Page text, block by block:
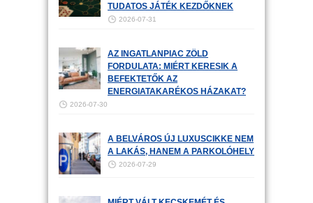
TUDATOS JÁTÉK KEZDŐKNEK
2026-07-31
AZ INGATLANPIAC ZÖLD
FORDULATA: MIÉRT KERESIK A
BEFEKTETŐK AZ
ENERGIATAKARÉKOS HÁZAKAT?
2026-07-30
A BELVÁROS ÚJ LUXUSCIKKE NEM
A LAKÁS, HANEM A PARKOLÓHELY
2026-07-29